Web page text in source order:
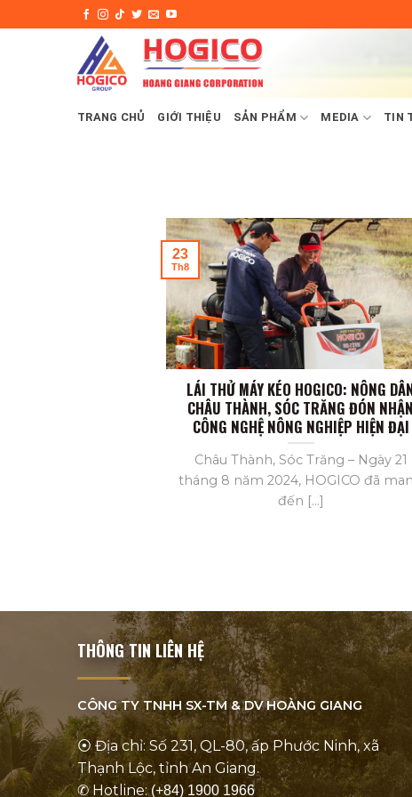
to
TRANG CHỦ GIỚI THIỆU SẢN PHẨM MEDIA TIN
LÁI THỬ MÁY KÉO HOGICO: NÔNG
CHÂU THÀNH, SÓC TRĂNG ĐÓN NHẬN
CÔNG NGHỆ NÔNG NGHIỆP HIỆN ĐẠI
Châu Thành, Sóc Trăng – Ngày 21
tháng 8 năm 2024, HOGICO đã
đến [...]
23
Th8
THÔNG TIN LIÊN HỆ
CÔNG TY TNHH SX-TM & DVHOÀNG GIANG
⦿ Địa chỉ: Số 231, QL-80, ấp Phước Ninh, xã
Thạnh Lộc, tỉnh An Giang.
✆ Hotline:(+84) 1900 1966